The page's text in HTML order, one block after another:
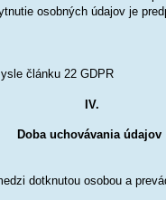
osobných údajov je
článku 22 GDPR
IV.
Doba uchovávania údajov
dotknutou osobou a